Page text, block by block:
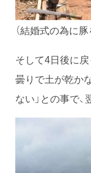
（結婚式の為に
そして4日後に戻
曇りで土が乾か
ない」との事で、